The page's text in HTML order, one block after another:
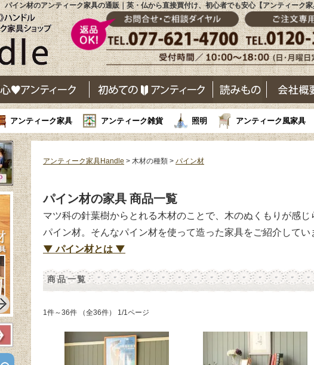
パイン材のアンティーク家具の通販｜英・仏から直接買付け、初心者でも安心【アンティーク
アンティーク家具 アンティーク雑貨 照明 アンティーク風家具
アンティーク家具Handle > 木材の種類 > パイン材
パイン材の家具 商品一覧
マツ科の針葉樹からとれる木材のことで、木のぬくもりが感
パイン材。そんなパイン材を使って造った家具をご紹介してい
▼ パイン材とは ▼
商品一覧
1件～36件 （全36件） 1/1ページ